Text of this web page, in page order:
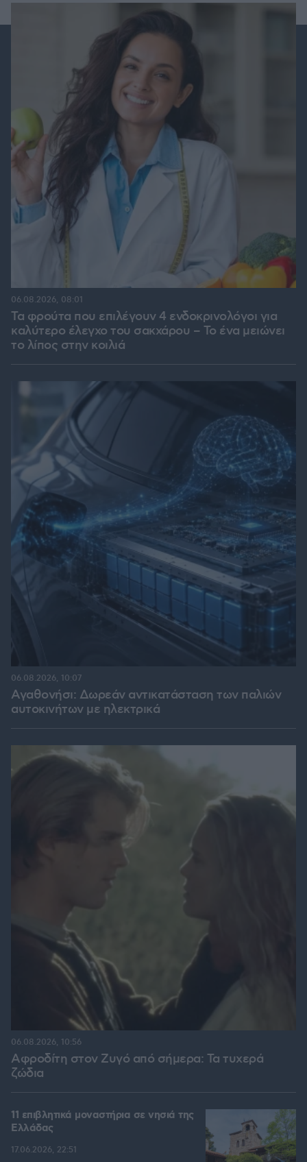
Τα φρούτα που επιλέγουν 4 ενδοκρινολόγοι για
καλύτερο έλεγχο του σακχάρου – Το ένα μειώνει
το λίπος στην κοιλιά
06.08.2026, 08:01
Αγαθονήσι: Δωρεάν αντικατάσταση των παλιών
αυτοκινήτων με ηλεκτρικά
06.08.2026, 10:07
Αφροδίτη στον Ζυγό από σήμερα: Τα τυχερά
ζώδια
06.08.2026, 10:56
11 επιβλητικά μοναστήρια σε νησιά της
Ελλάδας
17.06.2026, 22:51